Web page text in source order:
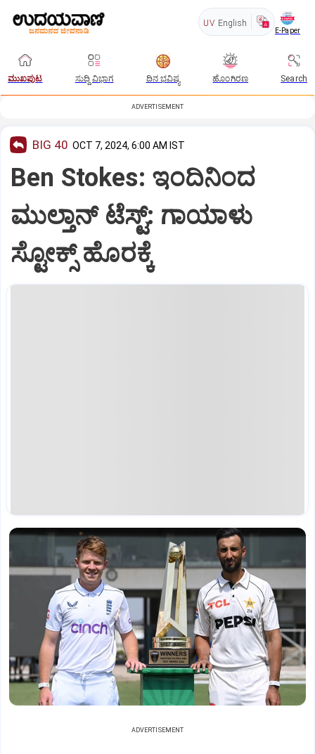
UV English
E-Paper
ಮುಖಪುಟ ಸುದ್ದಿ ವಿಭಾಗ ದಿನ ಭವಿಷ್ಯ ಹೊಂಗಿರಣ Search
ADVERTISEMENT
BIG 40 OCT 7, 2024, 6:00 AM IST
Ben Stokes: ಇಂದಿನಿಂದ
ಮುಲ್ತಾನ್‌ ಟೆಸ್ಟ್‌: ಗಾಯಾಳು
ಸ್ಟೋಕ್ಸ್‌ ಹೊರಕ್ಕೆ
ADVERTISEMENT